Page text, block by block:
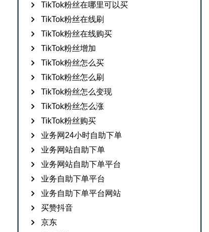
TikTok粉丝在哪里可以买
TikTok粉丝在线刷
TikTok粉丝在线购买
TikTok粉丝增加
TikTok粉丝怎么买
TikTok粉丝怎么刷
TikTok粉丝怎么变现
TikTok粉丝怎么涨
TikTok粉丝购买
业务网24小时自助下单
业务网站自助下单
业务网站自助下单平台
业务自助下单平台
业务自助下单平台网站
买赞抖音
京东